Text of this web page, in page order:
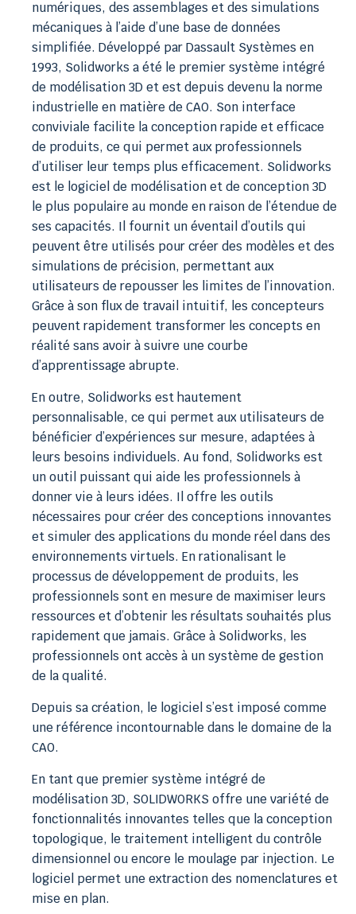
numériques, des assemblages et des simulations
mécaniques à l’aide d’une base de données
simplifiée. Développé par Dassault Systèmes en
1993, Solidworks a été le premier système intégré
de modélisation 3D et est depuis devenu la norme
industrielle en matière de CAO. Son interface
conviviale facilite la conception rapide et efficace
de produits, ce qui permet aux professionnels
d’utiliser leur temps plus efficacement. Solidworks
est le logiciel de modélisation et de conception 3D
le plus populaire au monde en raison de l’étendue de
ses capacités. Il fournit un éventail d’outils qui
peuvent être utilisés pour créer des modèles et des
simulations de précision, permettant aux
utilisateurs de repousser les limites de l’innovation.
Grâce à son flux de travail intuitif, les concepteurs
peuvent rapidement transformer les concepts en
réalité sans avoir à suivre une courbe
d’apprentissage abrupte.
En outre, Solidworks est hautement
personnalisable, ce qui permet aux utilisateurs de
bénéficier d’expériences sur mesure, adaptées à
leurs besoins individuels. Au fond, Solidworks est
un outil puissant qui aide les professionnels à
donner vie à leurs idées. Il offre les outils
nécessaires pour créer des conceptions innovantes
et simuler des applications du monde réel dans des
environnements virtuels. En rationalisant le
processus de développement de produits, les
professionnels sont en mesure de maximiser leurs
ressources et d’obtenir les résultats souhaités plus
rapidement que jamais. Grâce à Solidworks, les
professionnels ont accès à un système de gestion
de la qualité.
Depuis sa création, le logiciel s’est imposé comme
une référence incontournable dans le domaine de la
CAO.
En tant que premier système intégré de
modélisation 3D, SOLIDWORKS offre une variété de
fonctionnalités innovantes telles que la conception
topologique, le traitement intelligent du contrôle
dimensionnel ou encore le moulage par injection. Le
logiciel permet une extraction des nomenclatures et
mise en plan.